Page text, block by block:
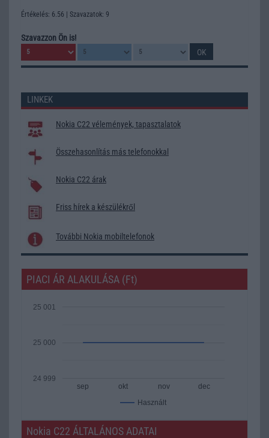
Értékelés: 6.56 | Szavazatok: 9
Szavazzon Ön is!
LINKEK
Nokia C22 vélemények, tapasztalatok
Összehasonlítás más telefonokkal
Nokia C22 árak
Friss hírek a készülékről
További Nokia mobiltelefonok
PIACI ÁR ALAKULÁSA (Ft)
Használt
sep okt nov dec
24 999
25 000
25 001
Nokia C22 ÁLTALÁNOS ADATAI